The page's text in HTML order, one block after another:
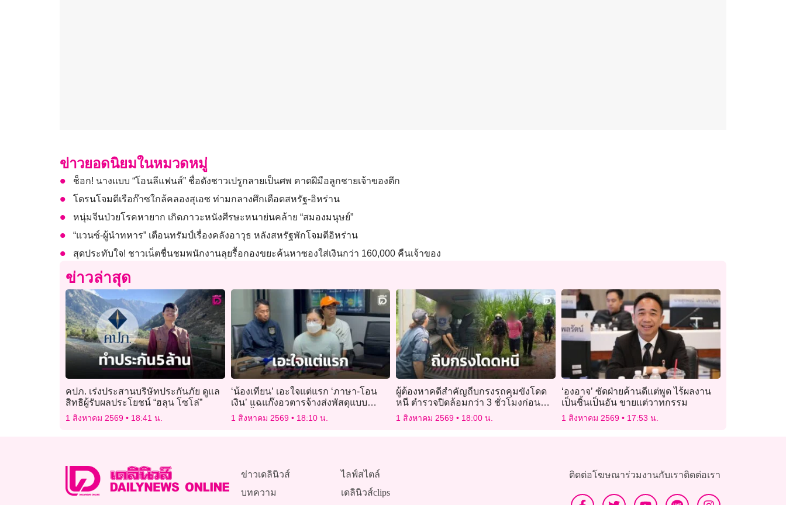
ข่าวยอดนิยมในหมวดหมู่
ช็อก! นางแบบ “โอนลีแฟนส์” ชื่อดังชาวเปรูกลายเป็นศพ คาดฝีมือลูกชายเจ้าของตึก
โดรนโจมตีเรือก๊าซใกล้คลองสุเอซ ท่ามกลางศึกเดือดสหรัฐ-อิหร่าน
หนุ่มจีนป่วยโรคหายาก เกิดภาวะหนังศีรษะหนาย่นคล้าย “สมองมนุษย์”
“แวนซ์-ผู้นำทหาร” เตือนทรัมป์เรื่องคลังอาวุธ หลังสหรัฐพักโจมตีอิหร่าน
สุดประทับใจ! ชาวเน็ตชื่นชมพนักงานลุยรื้อกองขยะค้นหาซองใส่เงินกว่า 160,000 คืนเจ้าของ
ข่าวล่าสุด
คปภ. เร่งประสานบริษัทประกันภัย ดูแล
สิทธิผู้รับผลประโยชน์ “ฮลุน โซโล่”
1 สิงหาคม 2569 18:41 น.
‘น้องเทียน’ เอะใจแต่แรก ‘ภาษา-โอน
เงิน’ แฉแก๊งอวตารจ้างส่งพัสดุแบบ
กระชั้นชิด
1 สิงหาคม 2569 18:10 น.
ผู้ต้องหาคดีสำคัญถีบกรงรถคุมขังโดด
หนี ตำรวจปิดล้อมกว่า 3 ชั่วโมงก่อน
รวบตัวได้
1 สิงหาคม 2569 18:00 น.
‘องอาจ’ ซัดฝ่ายค้านดีแต่พูด ไร้ผลงาน
เป็นชิ้นเป็นอัน ขายแต่วาทกรรม
1 สิงหาคม 2569 17:53 น.
ข่าวเดลินิวส์
บทความ
ไลฟ์สไตล์
เดลินิวส์clips
ติดต่อโฆษณาร่วมงานกับเราติดต่อเรา